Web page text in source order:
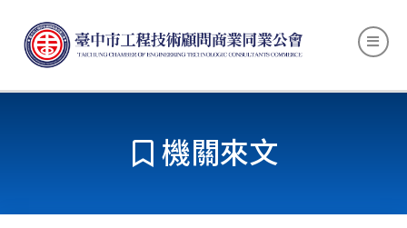
機關來文